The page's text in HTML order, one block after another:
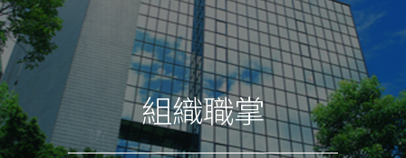
組織職掌